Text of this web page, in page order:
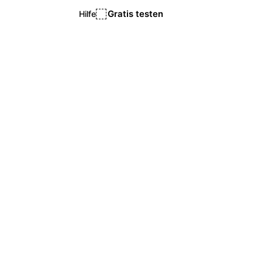
Hilfe Gratis testen